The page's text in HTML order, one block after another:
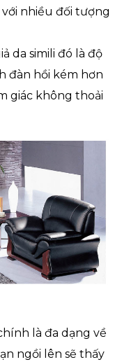
nhiều đối tượng
da simili đó là độ
đàn hồi kém hơn
giác không thoải
là đa dạng về
ngồi lên sẽ thấy